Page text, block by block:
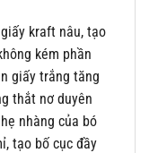
kraft nâu, tạo
kém phần
giấy trắng tăng
thắt nơ duyên
nhàng của bó
tạo bố cục đầy